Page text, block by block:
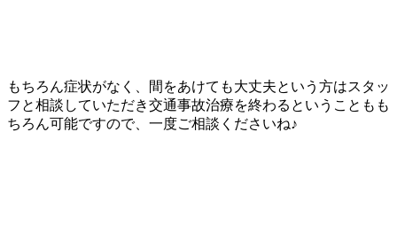
もちろん症状がなく、間をあけても大丈夫という方はスタッ
フと相談していただき交通事故治療を終わるということもも
ちろん可能ですので、一度ご相談くださいね♪